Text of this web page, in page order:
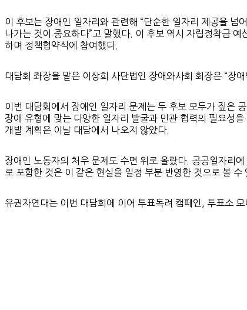
이 후보는 장애인 일자리와 관련해 “단순한 일자리 제공을 넘
나가는 것이 중요하다”고 말했다. 이 후보 역시 자립정착금
하며 정책협약식에 참여했다.
대담회 좌장을 맡은 이상희 사단법인 장애와사회 회장은 “장
이번 대담회에서 장애인 일자리 문제는 두 후보 모두가 짚은
장애 유형에 맞는 다양한 일자리 발굴과 민관 협력의 필요성
개발 계획은 이날 대담에서 나오지 않았다.
장애인 노동자의 처우 문제도 수면 위로 올랐다. 공공일자리
로 포함한 것은 이 같은 현실을 일정 부분 반영한 것으로 볼
유권자연대는 이번 대담회에 이어 투표독려 캠페인, 투표소